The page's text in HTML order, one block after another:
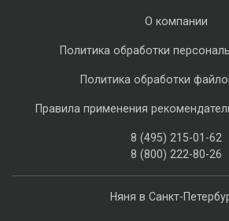
Няня в Санкт-
О компании
Политика обработки
Политика обработки
Правила применения
8 (495) 215-01-62
8 (800) 222-80-26